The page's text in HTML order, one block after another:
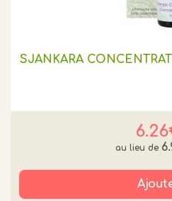
SJANKARA